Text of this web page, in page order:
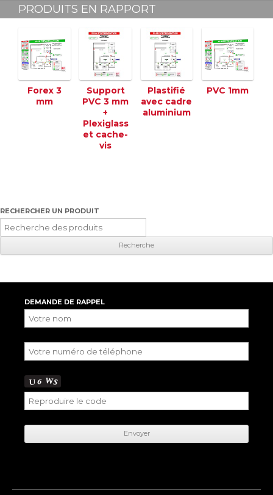
PRODUITS EN RAPPORT
Forex 3
mm
Support
PVC 3 mm
+
Plexiglass
et cache-
vis
Plastifié
avec cadre
aluminium
PVC 1mm
RECHERCHER UN PRODUIT
Recherche
pour
:
DEMANDE DE RAPPEL